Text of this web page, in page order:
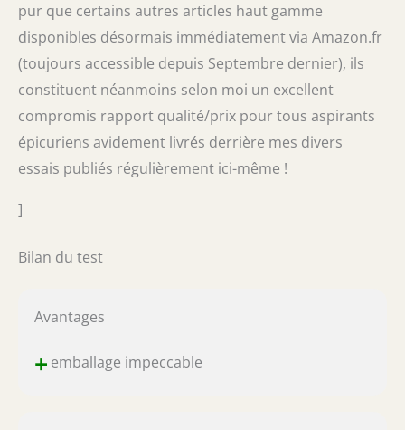
pur que certains autres articles haut gamme
disponibles désormais immédiatement via Amazon.fr
(toujours accessible depuis Septembre dernier), ils
constituent néanmoins selon moi un excellent
compromis rapport qualité/prix pour tous aspirants
épicuriens avidement livrés derrière mes divers
essais publiés régulièrement ici-même !
]
Bilan du test
Avantages
+emballage impeccable